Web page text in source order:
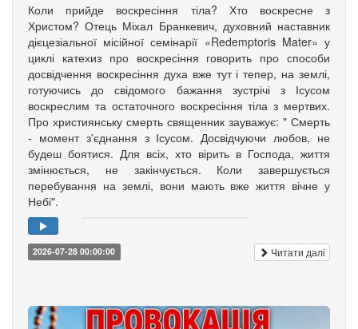
Коли прийде воскресіння тіла? Хто воскресне з
Христом? Отець Міхал Бранкевич, духовний наставник
дієцезіальної місійної семінарії «Redemptoris Mater» у
циклі катехиз про воскресіння говорить про способи
досвідчення воскресіння духа вже тут і тепер, на землі,
готуючись до свідомого бажання зустрічі з Ісусом
воскреслим та остаточного воскресіння тіла з мертвих.
Про християнську смерть священник зауважує: " Смерть
- момент з'єднання з Ісусом. Досвідчуючи любов, не
будеш боятися. Для всіх, хто вірить в Господа, життя
змінюється, не закінчується. Коли завершується
перебування на землі, вони мають вже життя вічне у
Небі".
2026-07-28 00:00:00 Читати далі